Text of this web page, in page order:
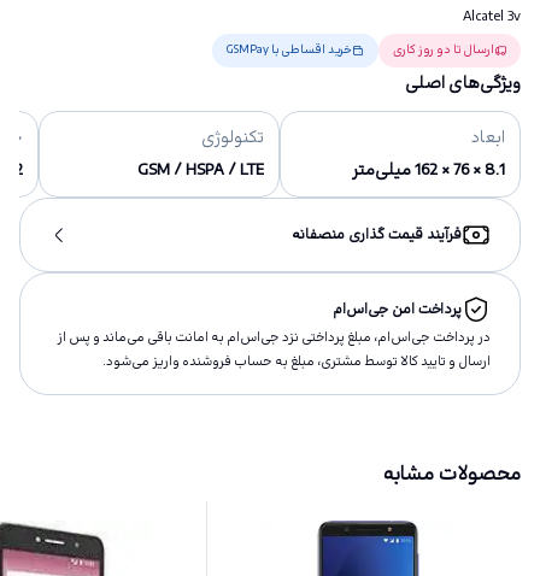
Alcatel 3v
ارسال تا دو روز کاری خرید اقساطی با GSMPay
ویژگی‌های اصلی
ابعاد
8.1 × 76 × 162 میلی‌متر
تکنولوژی
GSM / HSPA / LTE
16/32
فرآیند قیمت گذاری منصفانه
پرداخت امن جی‌اس‌ام
در پرداخت جی‌اس‌ام، مبلغ پرداختى نزد جی‌اس‌ام به امانت باقى مى‌ماند و پس از
ارسال و تاييد كالا توسط مشتری، مبلغ به حساب فروشنده واريز مى‌شود.
محصولات مشابه